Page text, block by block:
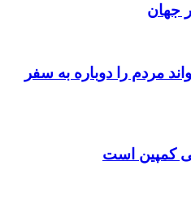
جهان
مردم را دوباره به سفر
کمپین است